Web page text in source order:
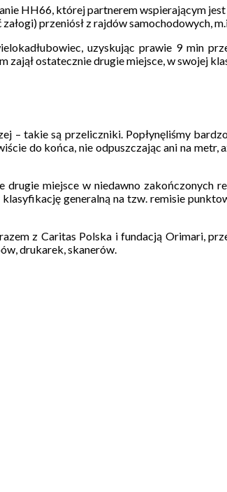
HH66, której partnerem wspierającym
przeniósł z rajdów samochodowych,
uzyskując prawie 9 min
zajął ostatecznie drugie miejsce, w swojej
– takie są przeliczniki. Popłynęliśmy
do końca, nie odpuszczając ani na
miejsce w niedawno zakończonych
generalną na tzw. remisie
z Caritas Polska i fundacją Orimari,
drukarek, skanerów.